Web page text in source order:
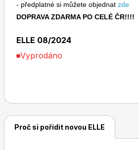
- předplatné si můžete objednat zde
DOPRAVA ZDARMA PO CELÉ ČR!!!!
ELLE 08/2024
Vyprodáno
Proč si pořídit novou ELLE